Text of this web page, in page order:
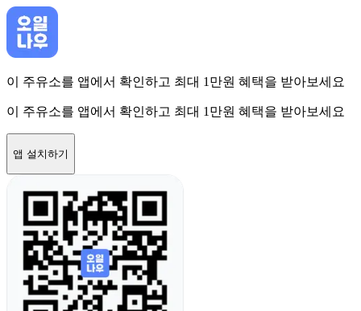
이 주유소를 앱에서 확인하고 최대 1만원 혜택을 받아보세요
이 주유소를 앱에서 확인하고 최대 1만원 혜택을 받아보세요
앱 설치하기